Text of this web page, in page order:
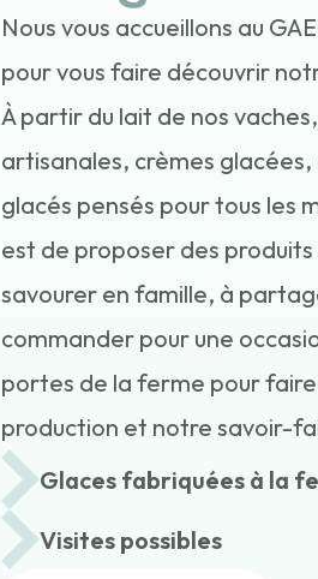
Nous vous accueillons au
pour vous faire découvrir
À partir du lait de nos
artisanales, crèmes
glacés pensés pour tous les
est de proposer des
savourer en famille, à
commander pour une
portes de la ferme pour
production et notre savoir-
Glaces fabriquées à la
Visites possibles